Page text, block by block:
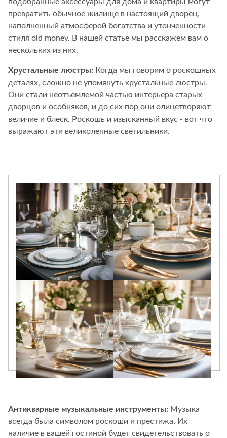
Детская
мебель
матрасы
Комоды и
тумбы
Столы и
надстройки
Стулья, кресла,
полки, сундуки
Кровати,
матрасы,
товары для
сна
Кровати
Матрасы
Товары для сна
Кухонные
гарнитуры
Душевые
каналы и трапы
Душевые
ограждения и
Системы
Системы
Унитазы
Стремянки
Текстиль
Хранение и
порядок
Товары для
ремонта
Клеи, герметики,
жидкие гвозди,
пены
Лаки и краски
Лепнина
Напольные
покрытия
Обои
Плитка
Спецобувь
Спецодежда
Средства
индивидуальной
защиты
превратить обычное жилище в настоящий дворец,
наполненный атмосферой богатства и утонченности
стиля old money. В нашей статье мы расскажем вам о
нескольких из них.
Хрустальные люстры: Когда мы говорим о роскошных
деталях, сложно не упомянуть хрустальные люстры.
Они стали неотъемлемой частью интерьера старых
дворцов и особняков, и до сих пор они олицетворяют
величие и блеск. Роскошь и изысканный вкус - вот что
выражают эти великолепные светильники.
Антикварные музыкальные инструменты: Музыка
всегда была символом роскоши и престижа. Их
наличие в вашей гостиной будет свидетельствовать о